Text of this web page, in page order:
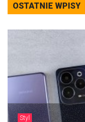
OSTATNIE WPISY
Styl